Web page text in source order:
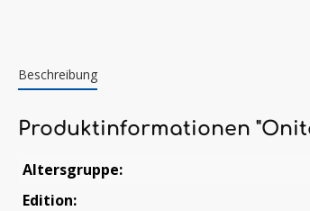
Beschreibung
Produktinformationen
Altersgruppe:
Edition: